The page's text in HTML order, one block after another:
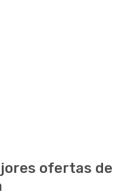
ofertas de